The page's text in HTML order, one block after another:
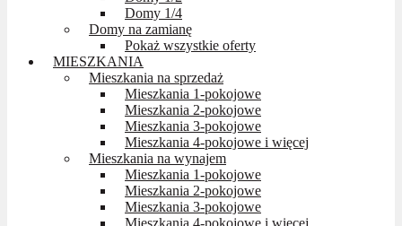
Domy 1/4
Domy na zamianę
Pokaż wszystkie oferty
MIESZKANIA
Mieszkania na sprzedaż
Mieszkania 1-pokojowe
Mieszkania 2-pokojowe
Mieszkania 3-pokojowe
Mieszkania 4-pokojowe i więcej
Mieszkania na wynajem
Mieszkania 1-pokojowe
Mieszkania 2-pokojowe
Mieszkania 3-pokojowe
Mieszkania 4-pokojowe i więcej